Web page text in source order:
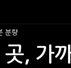
, 가
분량